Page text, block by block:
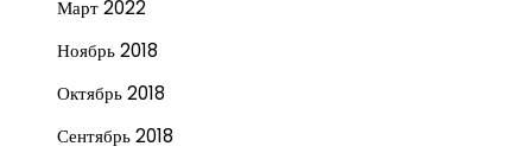
Март 2022
Ноябрь 2018
Октябрь 2018
Сентябрь 2018